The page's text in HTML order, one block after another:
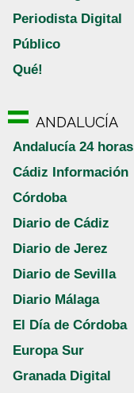
Periodista Digital
Público
Qué!
ANDALUCÍA
Andalucía 24 horas
Cádiz Información
Córdoba
Diario de Cádiz
Diario de Jerez
Diario de Sevilla
Diario Málaga
El Día de Córdoba
Europa Sur
Granada Digital